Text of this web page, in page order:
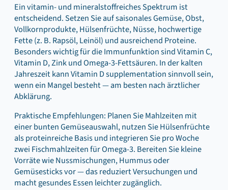
Ein vitamin- und mineralstoffreiches Spektrum ist
entscheidend. Setzen Sie auf saisonales Gemüse, Obst,
Vollkornprodukte, Hülsenfrüchte, Nüsse, hochwertige
Fette (z. B. Rapsöl, Leinöl) und ausreichend Proteine.
Besonders wichtig für die Immunfunktion sind Vitamin C,
Vitamin D, Zink und Omega-3-Fettsäuren. In der kalten
Jahreszeit kann Vitamin D supplementation sinnvoll sein,
wenn ein Mangel besteht — am besten nach ärztlicher
Abklärung.
Praktische Empfehlungen: Planen Sie Mahlzeiten mit
einer bunten Gemüseauswahl, nutzen Sie Hülsenfrüchte
als proteinreiche Basis und integrieren Sie pro Woche
zwei Fischmahlzeiten für Omega-3. Bereiten Sie kleine
Vorräte wie Nussmischungen, Hummus oder
Gemüsesticks vor — das reduziert Versuchungen und
macht gesundes Essen leichter zugänglich.